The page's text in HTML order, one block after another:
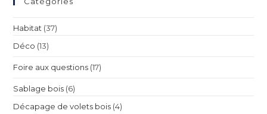
Habitat (37)
Déco (13)
Foire aux questions (17)
Sablage bois (6)
Décapage de volets bois (4)